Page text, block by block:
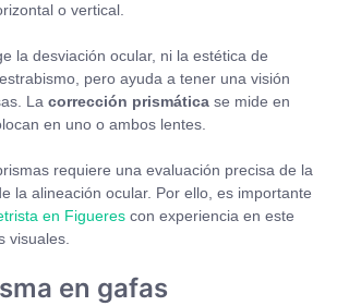
o vertical.
la desviación ocular, ni la estética de
pero ayuda a tener una visión
La corrección prismática se mide en
en uno o ambos lentes.
requiere una evaluación precisa de la
la alineación ocular. Por ello, es importante
en Figueres con experiencia en este
visuales.
en gafas